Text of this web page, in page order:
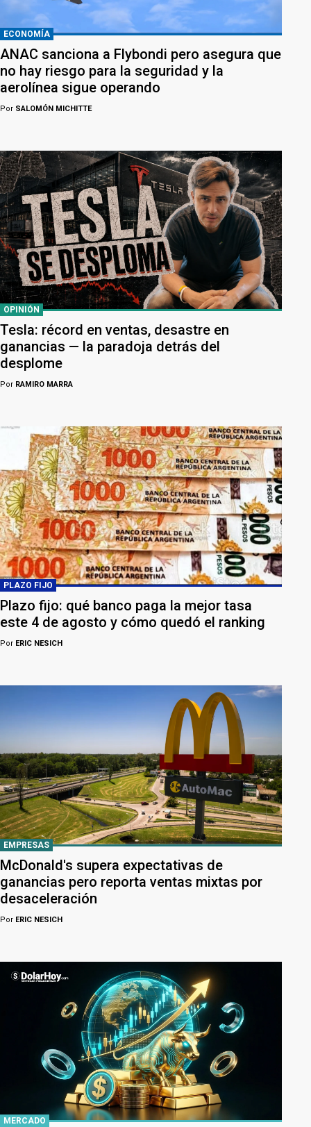
ECONOMÍA
ANAC sanciona a Flybondi pero asegura que
no hay riesgo para la seguridad y la
aerolínea sigue operando
Por SALOMÓN MICHITTE
OPINIÓN
Tesla: récord en ventas, desastre en
ganancias — la paradoja detrás del
desplome
Por RAMIRO MARRA
PLAZO FIJO
Plazo fijo: qué banco paga la mejor tasa
este 4 de agosto y cómo quedó el ranking
Por ERIC NESICH
EMPRESAS
McDonald's supera expectativas de
ganancias pero reporta ventas mixtas por
desaceleración
Por ERIC NESICH
MERCADO